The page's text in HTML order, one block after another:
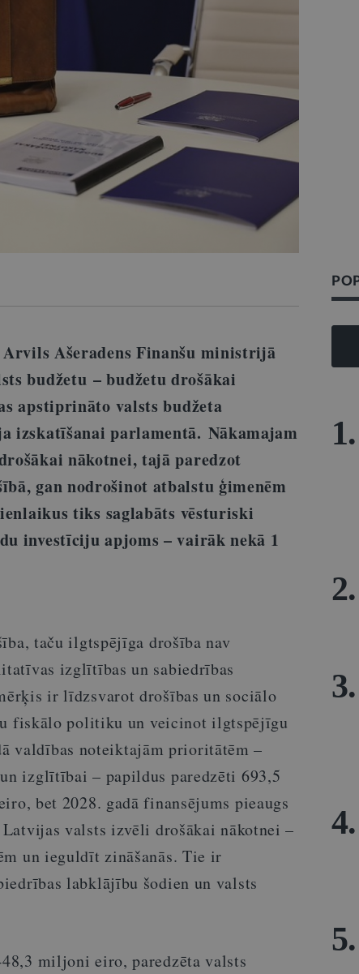
Ašeradens Finanšu ministrijā
budžetu – budžetu drošākai
apstiprināto valsts budžeta
parlamentā. Nākamajam
nākotnei, tajā paredzot
gan nodrošinot atbalstu ģimenēm
tiks saglabāts vēsturiski
investīciju apjoms – vairāk nekā 1
taču ilgtspējīga drošība nav
izglītības un sabiedrības
ir līdzsvarot drošības un sociālo
fiskālo politiku un veicinot ilgtspējīgu
valdības noteiktajām prioritātēm –
izglītībai – papildus paredzēti 693,5
bet 2028. gadā finansējums pieaugs
valsts izvēli drošākai nākotnei –
un ieguldīt zināšanās. Tie ir
labklājību šodien un valsts
miljoni eiro, paredzēta valsts
1.
2.
3.
4.
5.